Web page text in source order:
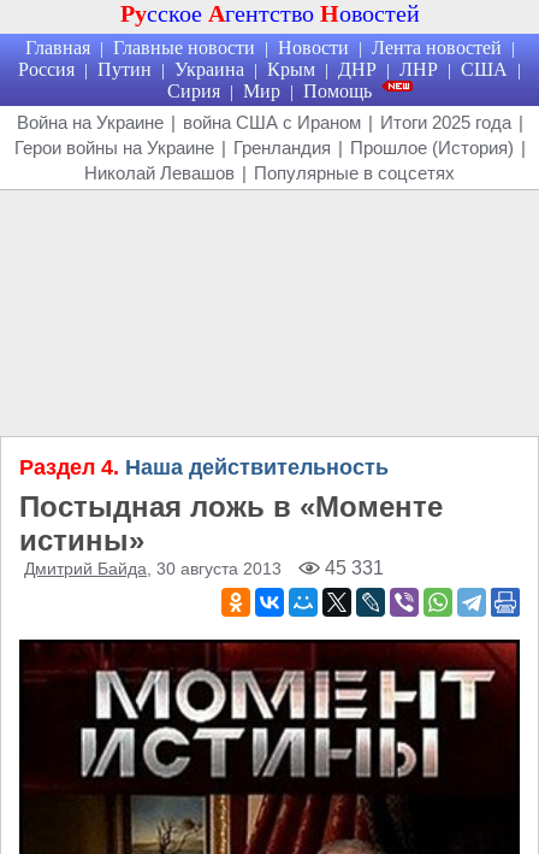
Русское Агентство Новостей
Главная | Главные новости | Новости | Лента новостей |
Россия | Путин | Украина | Крым | ДНР | ЛНР | США |
Сирия | Мир | Помощь
Война на Украине | война США с Ираном | Итоги 2025 года |
Герои войны на Украине | Гренландия | Прошлое (История) |
Николай Левашов | Популярные в соцсетях
Раздел 4. Наша действительность
Постыдная ложь в «Моменте
истины»
Дмитрий Байда , 30 августа 2013 45 331